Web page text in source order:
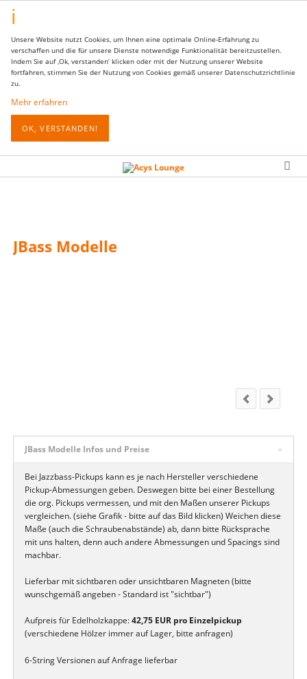
Unsere Website nutzt Cookies, um Ihnen eine optimale Online-Erfahrung zu
verschaffen und die für unsere Dienste notwendige Funktionalität bereitzustellen.
Indem Sie auf ‚Ok, verstanden‘ klicken oder mit der Nutzung unserer Website
fortfahren, stimmen Sie der Nutzung von Cookies gemäß unserer Datenschutzrichtlinie
zu.
Mehr erfahren
OK, VERSTANDEN!
JBass Modelle
JBass Modelle Infos und Preise
Bei Jazzbass-Pickups kann es je nach Hersteller verschiedene
Pickup-Abmessungen geben. Deswegen bitte bei einer Bestellung
die org. Pickups vermessen, und mit den Maßen unserer Pickups
vergleichen. (siehe Grafik - bitte auf das Bild klicken) Weichen diese
Maße (auch die Schraubenabstände) ab, dann bitte Rücksprache
mit uns halten, denn auch andere Abmessungen und Spacings sind
machbar.
Lieferbar mit sichtbaren oder unsichtbaren Magneten (bitte
wunschgemäß angeben - Standard ist "sichtbar")
Aufpreis für Edelholzkappe:42,75 EUR pro Einzelpickup
(verschiedene Hölzer immer auf Lager, bitte anfragen)
6-String Versionen auf Anfrage lieferbar